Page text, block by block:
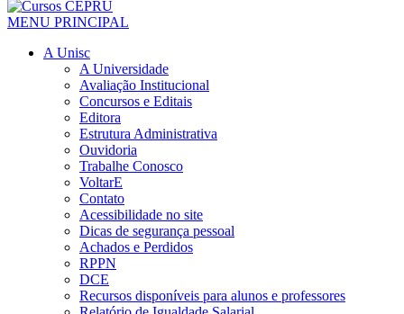
MENU PRINCIPAL
A Unisc
A Universidade
Avaliação Institucional
Concursos e Editais
Editora
Estrutura Administrativa
Ouvidoria
Trabalhe Conosco
VoltarE
Contato
Acessibilidade no site
Dicas de segurança pessoal
Achados e Perdidos
RPPN
DCE
Recursos disponíveis para alunos e professores